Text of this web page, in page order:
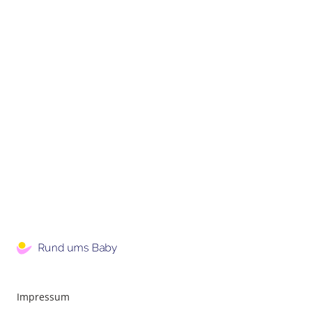
Impressum